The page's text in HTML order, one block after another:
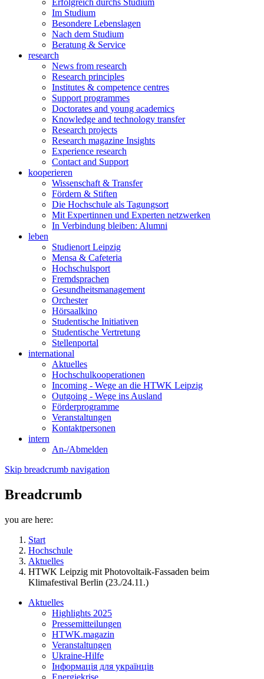
Erfolgreich durchs Studium
Im Studium
Besondere Lebenslagen
Nach dem Studium
Beratung & Service
research
News from research
Research principles
Institutes & competence centres
Support programmes
Doctorates and young academics
Knowledge and technology transfer
Research projects
Research magazine Insights
Experience research
Contact and Support
kooperieren
Wissenschaft & Transfer
Fördern & Stiften
Die Hochschule als Tagungsort
Mit Expertinnen und Experten netzwerken
In Verbindung bleiben: Alumni
leben
Studienort Leipzig
Mensa & Cafeteria
Hochschulsport
Fremdsprachen
Gesundheitsmanagement
Orchester
Hörsaalkino
Studentische Initiativen
Studentische Vertretung
Stellenportal
international
Aktuelles
Hochschulkooperationen
Incoming - Wege an die HTWK Leipzig
Outgoing - Wege ins Ausland
Förderprogramme
Veranstaltungen
Kontaktpersonen
intern
An-/Abmelden
Skip breadcrumb navigation
Breadcrumb
you are here:
Start
Hochschule
Aktuelles
HTWK Leipzig mit Photovoltaik-Fassaden beim
Klimafestival Berlin (23./24.11.)
Aktuelles
Highlights 2025
Pressemitteilungen
HTWK.magazin
Veranstaltungen
Ukraine-Hilfe
Інформація для українців